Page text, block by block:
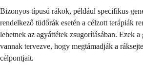
Bizonyos típusú rákok, például specifikus
rendelkező tüdőrák esetén a célzott terápiák
lehetnek az agyáttétek zsugorításában. Ezek
vannak tervezve, hogy megtámadják a
célpontjait.